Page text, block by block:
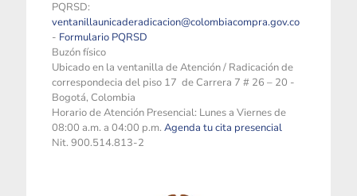
PQRSD:
ventanillaunicaderadicacion@colombiacompra.gov.co
- Formulario PQRSD
Buzón físico
Ubicado en la ventanilla de Atención / Radicación de
correspondecia del piso 17 de Carrera 7 # 26 – 20 -
Bogotá, Colombia
Horario de Atención Presencial: Lunes a Viernes de
08:00 a.m. a 04:00 p.m. Agenda tu cita presencial
Nit. 900.514.813-2